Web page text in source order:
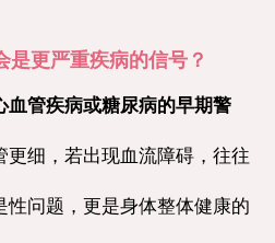
是更严重疾病的信号？
血管疾病或糖尿病的早期警
更细，若出现血流障碍，往往
性问题，更是身体整体健康的